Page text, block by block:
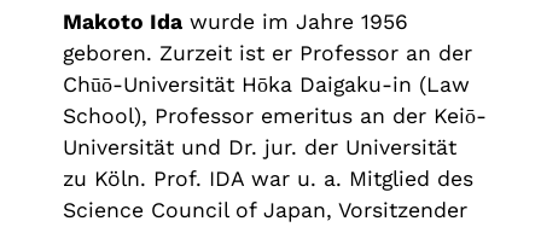
Makoto Ida wurde im Jahre 1956
geboren. Zurzeit ist er Professor an der
Chūō-Universität Hōka Daigaku-in (Law
School), Professor emeritus an der Keiō-
Universität und Dr. jur. der Universität
zu Köln. Prof. IDA war u. a. Mitglied des
Science Council of Japan, Vorsitzender